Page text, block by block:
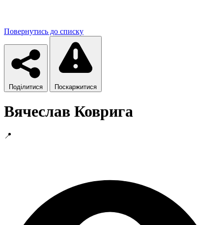
Повернутись до списку
Поділитися Поскаржитися
Вячеслав Коврига
📍